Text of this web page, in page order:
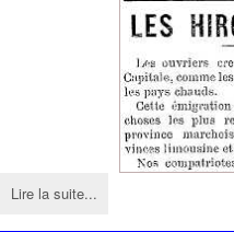
Lire la suite...